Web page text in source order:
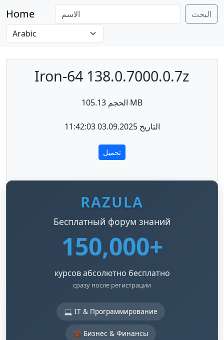
Home البحث
Iron-64 138.0.7000.0.7z
الحجم 105.13 MB
التاريخ 03.09.2025 11:42:03
تحميل
RAZULA
Бесплатный форум знаний
150,000+
курсов абсолютно бесплатно
сразу после регистрации
💻 IT & Программирование
💼 Бизнес & Финансы